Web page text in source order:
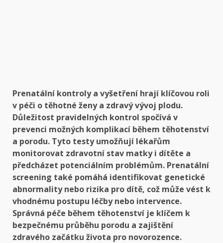
Prenatální kontroly a vyšetření hrají klíčovou roli
v péči o těhotné ženy a zdravý vývoj plodu.
Důležitost pravidelných kontrol spočívá v
prevenci možných komplikací během těhotenství
a porodu. Tyto testy umožňují lékařům
monitorovat zdravotní stav matky i dítěte a
předcházet potenciálním problémům. Prenatální
screening také pomáhá identifikovat genetické
abnormality nebo rizika pro dítě, což může vést k
vhodnému postupu léčby nebo intervence.
Správná péče během těhotenství je klíčem k
bezpečnému průběhu porodu a zajištění
zdravého začátku života pro novorozence.